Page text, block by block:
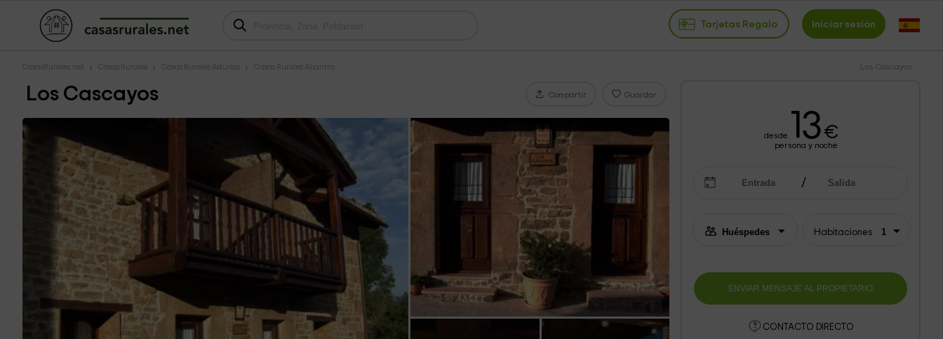
Tarjetas Regalo Iniciar sesión
CasasRurales.net Casas Rurales Casas Rurales Asturias Casas Rurales Abantro Los Cascayos
Los Cascayos Compartir Guardar
desde 13€
persona y noche
Habitaciones
CONTACTO DIRECTO